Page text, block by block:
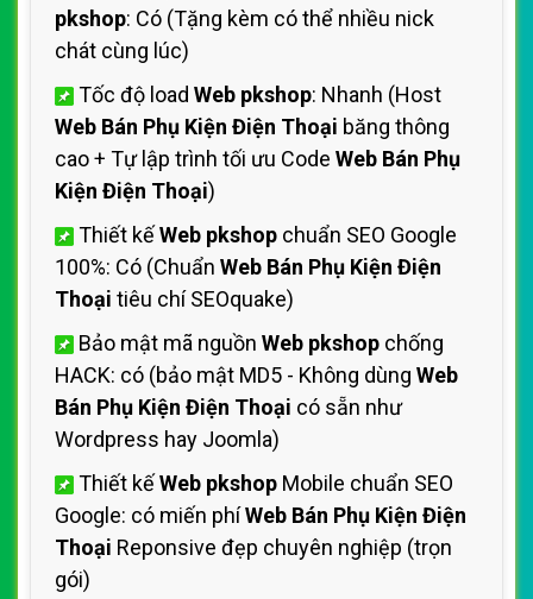
pkshop: Có (Tặng kèm có thể nhiều nick
chát cùng lúc)
Tốc độ load Web pkshop: Nhanh (Host
Web Bán Phụ Kiện Điện Thoại băng thông
cao + Tự lập trình tối ưu Code Web Bán Phụ
Kiện Điện Thoại)
Thiết kếWeb pkshop chuẩn SEO Google
100%: Có (Chuẩn Web Bán Phụ Kiện Điện
Thoại tiêu chí SEOquake)
Bảo mật mã nguồn Web pkshop chống
HACK: có (bảo mật MD5 - Không dùng Web
Bán Phụ Kiện Điện Thoại có sẵn như
Wordpress hay Joomla)
Thiết kếWeb pkshop Mobile chuẩn SEO
Google: có miến phíWeb Bán Phụ Kiện Điện
Thoại Reponsive đẹp chuyên nghiệp (trọn
gói)